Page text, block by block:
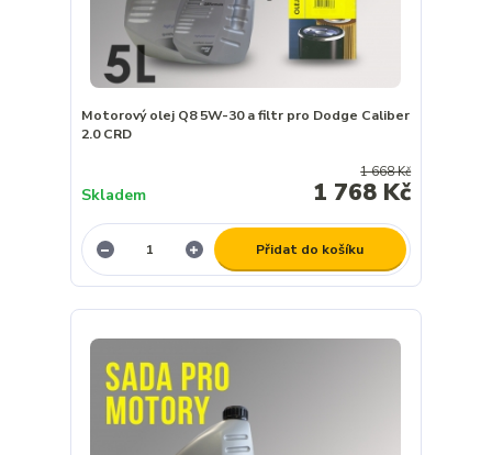
Motorový olej Q8 5W-30 a filtr pro Dodge Caliber
2.0 CRD
1 668 Kč
1 768 Kč
Skladem
Přidat do košíku